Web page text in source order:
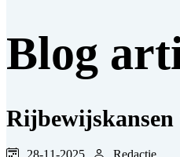
Blog
Rijbewijskansen